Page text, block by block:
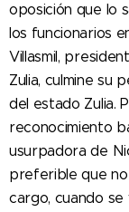
oposición que lo
los funcionarios
Villasmil,
Zulia, culmine su
del estado Zulia.
reconocimiento
usurpadora de
preferible que
cargo, cuando se